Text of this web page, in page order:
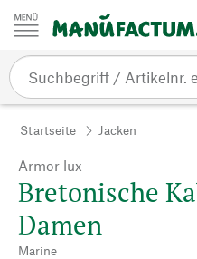
Zum Inhalt springen
Startseite Jacken
Armor lux
Bretonische
Damen
Marine